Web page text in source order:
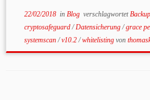
22/02/2018in Blog verschlagwortet
cryptosafeguard/Datensicherung/grace
systemscan/v10.2/whitelisting von